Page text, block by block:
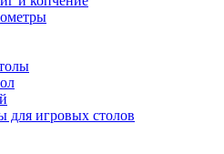
для игровых столов